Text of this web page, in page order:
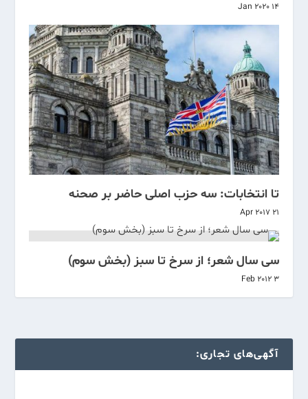
14 Jan 2020
تا انتخابات: سه حزب اصلی حاضر بر صحنه
21 Apr 2017
سی سال شعر؛ از سرخ تا سبز (بخش سوم)
3 Feb 2012
آگهی‌های تجاری: